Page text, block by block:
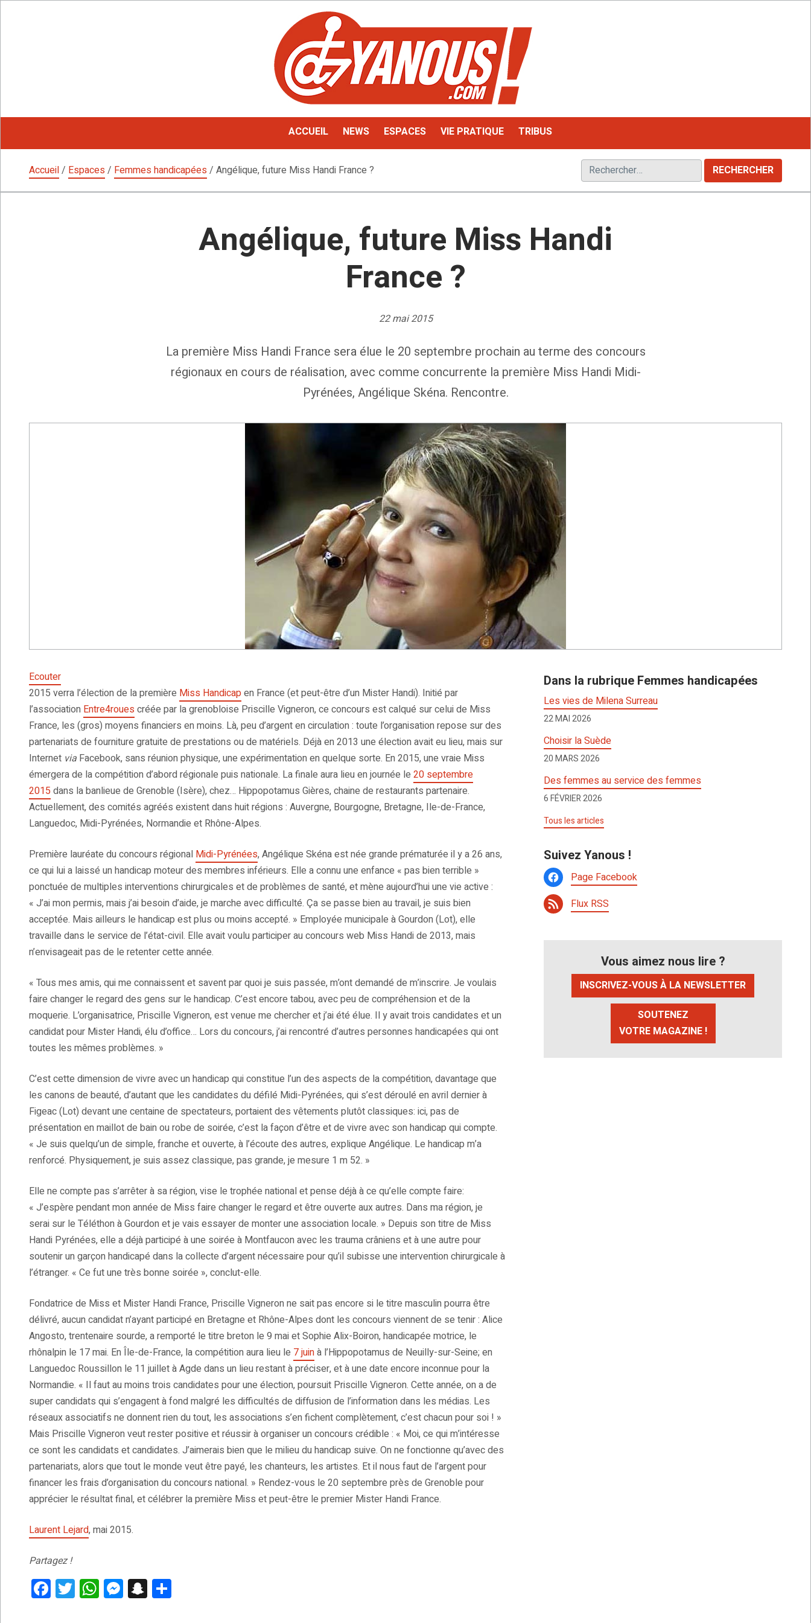
ACCUEIL NEWS ESPACES VIE PRATIQUE TRIBUS
Accueil/ Espaces/ Femmes handicapées/ Angélique, future Miss Handi France ? Rechercher :
Angélique, future Miss Handi
France ?
22 mai 2015
La première Miss Handi France sera élue le 20 septembre prochain au terme des concours
régionaux en cours de réalisation, avec comme concurrente la première Miss Handi Midi-
Pyrénées, Angélique Skéna. Rencontre.
Ecouter
2015 verra l’élection de la première Miss Handicapen France (et peut-être d’un Mister Handi). Initié par
l’association Entre4rouescréée par la grenobloise Priscille Vigneron, ce concours est calqué sur celui de Miss
France, les (gros) moyens financiers en moins. Là, peu d’argent en circulation : toute l’organisation repose sur des
partenariats de fourniture gratuite de prestations ou de matériels. Déjà en 2013 une élection avait eu lieu, mais sur
Internet via Facebook, sans réunion physique, une expérimentation en quelque sorte. En 2015, une vraie Miss
émergera de la compétition d’abord régionale puis nationale. La finale aura lieu en journée le 20 septembre
2015 dans la banlieue de Grenoble (Isère), chez… Hippopotamus Gières, chaine de restaurants partenaire.
Actuellement, des comités agréés existent dans huit régions : Auvergne, Bourgogne, Bretagne, Ile-de-France,
Languedoc, Midi-Pyrénées, Normandie et Rhône-Alpes.
Première lauréate du concours régional Midi-Pyrénées, Angélique Skéna est née grande prématurée il y a 26 ans,
ce qui lui a laissé un handicap moteur des membres inférieurs. Elle a connu une enfance « pas bien terrible »
ponctuée de multiples interventions chirurgicales et de problèmes de santé, et mène aujourd’hui une vie active :
« J’ai mon permis, mais j’ai besoin d’aide, je marche avec difficulté. Ça se passe bien au travail, je suis bien
acceptée. Mais ailleurs le handicap est plus ou moins accepté. » Employée municipale à Gourdon (Lot), elle
travaille dans le service de l’état-civil. Elle avait voulu participer au concours web Miss Handi de 2013, mais
n’envisageait pas de le retenter cette année.
« Tous mes amis, qui me connaissent et savent par quoi je suis passée, m’ont demandé de m’inscrire. Je voulais
faire changer le regard des gens sur le handicap. C’est encore tabou, avec peu de compréhension et de la
moquerie. L’organisatrice, Priscille Vigneron, est venue me chercher et j’ai été élue. Il y avait trois candidates et un
candidat pour Mister Handi, élu d’office… Lors du concours, j’ai rencontré d’autres personnes handicapées qui ont
toutes les mêmes problèmes. »
C’est cette dimension de vivre avec un handicap qui constitue l’un des aspects de la compétition, davantage que
les canons de beauté, d’autant que les candidates du défilé Midi-Pyrénées, qui s’est déroulé en avril dernier à
Figeac (Lot) devant une centaine de spectateurs, portaient des vêtements plutôt classiques: ici, pas de
présentation en maillot de bain ou robe de soirée, c’est la façon d’être et de vivre avec son handicap qui compte.
« Je suis quelqu’un de simple, franche et ouverte, à l’écoute des autres, explique Angélique. Le handicap m’a
renforcé. Physiquement, je suis assez classique, pas grande, je mesure 1 m 52. »
Elle ne compte pas s’arrêter à sa région, vise le trophée national et pense déjà à ce qu’elle compte faire:
« J’espère pendant mon année de Miss faire changer le regard et être ouverte aux autres. Dans ma région, je
serai sur le Téléthon à Gourdon et je vais essayer de monter une association locale. » Depuis son titre de Miss
Handi Pyrénées, elle a déjà participé à une soirée à Montfaucon avec les trauma crâniens et à une autre pour
soutenir un garçon handicapé dans la collecte d’argent nécessaire pour qu’il subisse une intervention chirurgicale à
l’étranger. « Ce fut une très bonne soirée », conclut-elle.
Fondatrice de Miss et Mister Handi France, Priscille Vigneron ne sait pas encore si le titre masculin pourra être
délivré, aucun candidat n’ayant participé en Bretagne et Rhône-Alpes dont les concours viennent de se tenir : Alice
Angosto, trentenaire sourde, a remporté le titre breton le 9 mai et Sophie Alix-Boiron, handicapée motrice, le
rhônalpin le 17 mai. En Île-de-France, la compétition aura lieu le 7 juinà l’Hippopotamus de Neuilly-sur-Seine; en
Languedoc Roussillon le 11 juillet à Agde dans un lieu restant à préciser, et à une date encore inconnue pour la
Normandie. « Il faut au moins trois candidates pour une élection, poursuit Priscille Vigneron. Cette année, on a de
super candidats qui s’engagent à fond malgré les difficultés de diffusion de l’information dans les médias. Les
réseaux associatifs ne donnent rien du tout, les associations s’en fichent complètement, c’est chacun pour soi ! »
Mais Priscille Vigneron veut rester positive et réussir à organiser un concours crédible : « Moi, ce qui m’intéresse
ce sont les candidats et candidates. J’aimerais bien que le milieu du handicap suive. On ne fonctionne qu’avec des
partenariats, alors que tout le monde veut être payé, les chanteurs, les artistes. Et il nous faut de l’argent pour
financer les frais d’organisation du concours national. » Rendez-vous le 20 septembre près de Grenoble pour
apprécier le résultat final, et célébrer la première Miss et peut-être le premier Mister Handi France.
Laurent Lejard, mai 2015.
Partagez !
F
a
T
wi
W
h
M
es
S
n
Dans la rubrique Femmes handicapées
Les vies de Milena Surreau
22 MAI 2026
Choisir la Suède
20 MARS 2026
Des femmes au service des femmes
6 FÉVRIER 2026
Tous les articles
Suivez Yanous !
Page Facebook
Flux RSS
Vous aimez nous lire ?
INSCRIVEZ-VOUS À LA NEWSLETTER
SOUTENEZ
VOTRE MAGAZINE !